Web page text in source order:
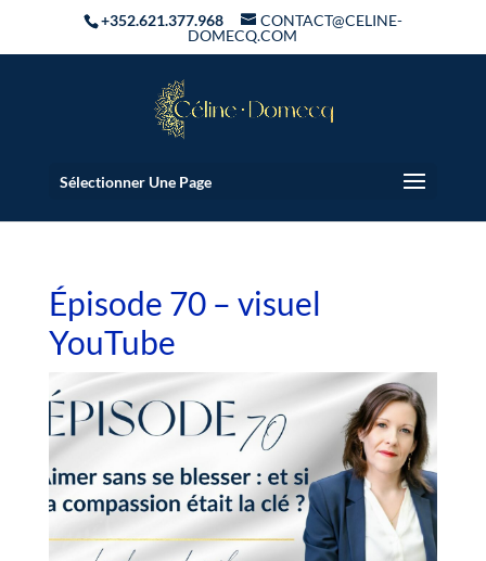
+352.621.377.968
CONTACT@CELINE-
DOMECQ.COM
Sélectionner Une Page
Épisode 70 – visuel
YouTube